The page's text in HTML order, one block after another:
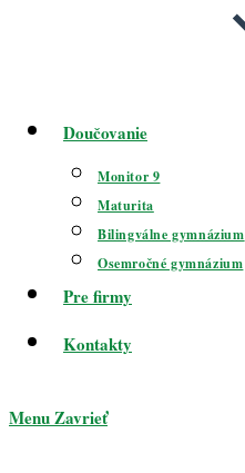
Doučovanie
Monitor 9
Maturita
Bilingválne gymnázium
Osemročné gymnázium
Pre firmy
Kontakty
MenuZavrieť